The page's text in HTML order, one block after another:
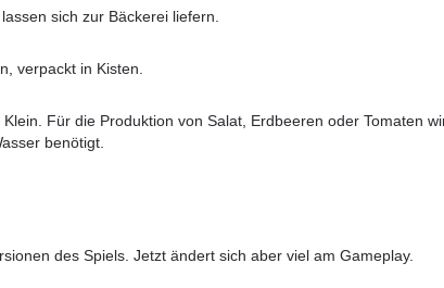
sich zur Bäckerei liefern.
verpackt in Kisten.
Für die Produktion von Salat, Erdbeeren oder Tomaten
benötigt.
des Spiels. Jetzt ändert sich aber viel am Gameplay.